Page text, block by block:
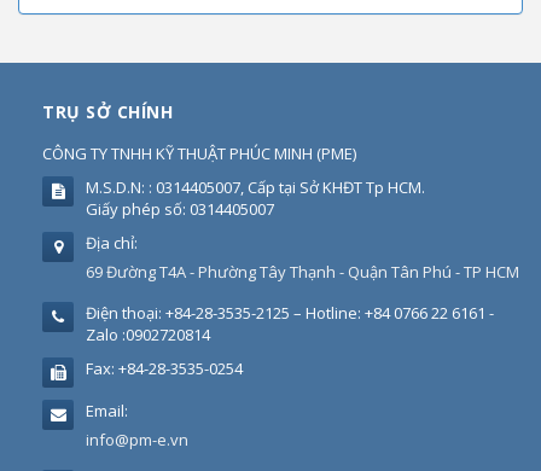
TRỤ SỞ CHÍNH
CÔNG TY TNHH KỸ THUẬT PHÚC MINH (PME)
M.S.D.N: : 0314405007, Cấp tại Sở KHĐT Tp HCM.
Giấy phép số: 0314405007
Địa chỉ:
69 Đường T4A - Phường Tây Thạnh - Quận Tân Phú - TP HCM
Điện thoại: +84-28-3535-2125 – Hotline: +84 0766 22 6161 -
Zalo :0902720814
Fax: +84-28-3535-0254
Email:
info@pm-e.vn